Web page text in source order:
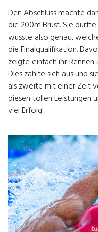
Den Abschluss machte
die 200m Brust. Sie
wusste also genau,
die Finalqualifikation.
zeigte einfach ihr Rennen
Dies zahlte sich aus und
als zweite mit einer Zeit
diesen tollen Leistungen
viel Erfolg!